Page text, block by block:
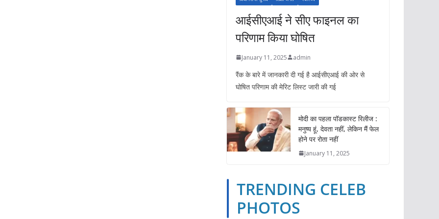
आईसीएआई ने सीए फाइनल का
परिणाम किया घोषित
January 11, 2025 admin
रैंक के बारे में जानकारी दी गई है आईसीएआई की ओर से
घोषित परिणाम की मेरिट लिस्ट जारी की गई
मोदी का पहला पॉडकास्ट रिलीज :
मनुष्य हूं, देवता नहीं, लेकिन मैं फेल
होने पर रोता नहीं
January 11, 2025
TRENDING CELEB
PHOTOS
TRENDING CELEB PHOTOS
YOUTUBE VIDEOS
ईपेपर
ओपिनियन खेल